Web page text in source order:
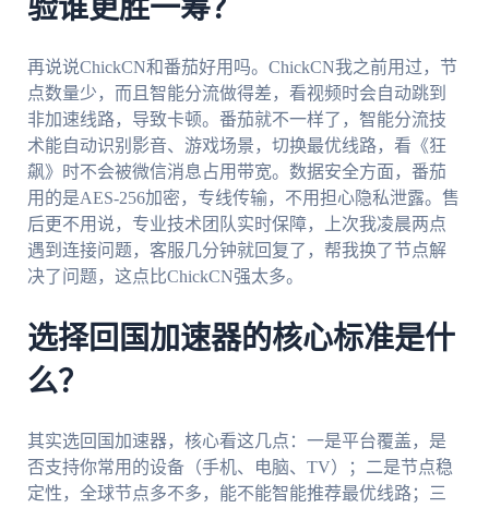
验谁更胜一筹？
再说说ChickCN和番茄好用吗。ChickCN我之前用过，节
点数量少，而且智能分流做得差，看视频时会自动跳到
非加速线路，导致卡顿。番茄就不一样了，智能分流技
术能自动识别影音、游戏场景，切换最优线路，看《狂
飙》时不会被微信消息占用带宽。数据安全方面，番茄
用的是AES-256加密，专线传输，不用担心隐私泄露。售
后更不用说，专业技术团队实时保障，上次我凌晨两点
遇到连接问题，客服几分钟就回复了，帮我换了节点解
决了问题，这点比ChickCN强太多。
选择回国加速器的核心标准是什
么？
其实选回国加速器，核心看这几点：一是平台覆盖，是
否支持你常用的设备（手机、电脑、TV）；二是节点稳
定性，全球节点多不多，能不能智能推荐最优线路；三